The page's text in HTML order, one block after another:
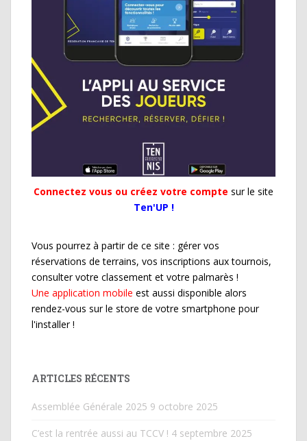
Connectez vous ou créez votre compte sur le site
Ten'UP !
Vous pourrez à partir de ce site : gérer vos
réservations de terrains, vos inscriptions aux tournois,
consulter votre classement et votre palmarès !
Une application mobile est aussi disponible alors
rendez-vous sur le store de votre smartphone pour
l'installer !
ARTICLES RÉCENTS
Assemblée Générale 2025 9 octobre 2025
C’est la rentrée aussi au TCCV ! 4 septembre 2025